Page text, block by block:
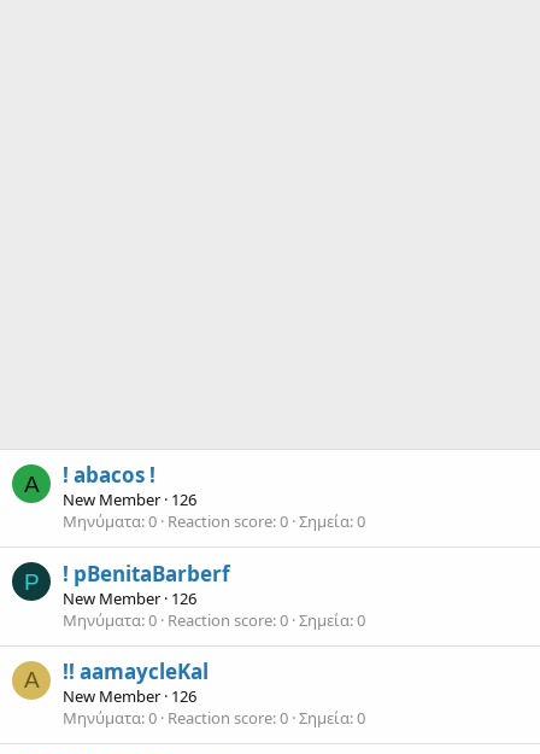
A ! abacos !
New Member · 126
Μηνύματα 0 Reaction score 0 Σημεία 0
P ! pBenitaBarberf
New Member · 126
Μηνύματα 0 Reaction score 0 Σημεία 0
A !! aamaycleKal
New Member · 126
Μηνύματα 0 Reaction score 0 Σημεία 0